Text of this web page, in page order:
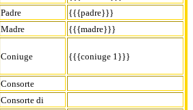
Padre
{{{padre}}}
Madre
{{{madre}}}
Coniuge {{{coniuge 1}}}
Consorte
Consorte di